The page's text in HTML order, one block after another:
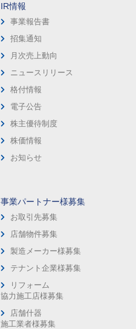
IR情報
事業報告書
招集通知
月次売上動向
ニュースリリース
格付情報
電子公告
株主優待制度
株価情報
お知らせ
事業パートナー様募集
お取引先募集
店舗物件募集
製造メーカー様募集
テナント企業様募集
リフォーム
協力施工店様募集
店舗什器
施工業者様募集